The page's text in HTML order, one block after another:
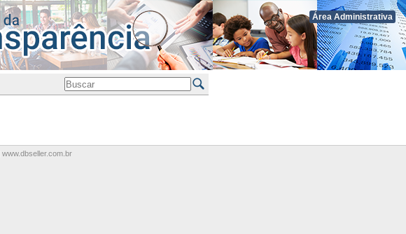
Área Administrativa
www.dbseller.com.br